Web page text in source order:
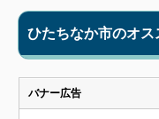
ひたちなか市のオス
バナー広告